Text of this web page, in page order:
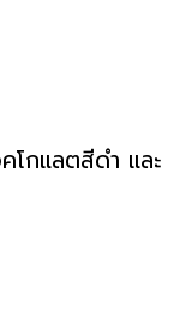
โกแลตสีดำ และ